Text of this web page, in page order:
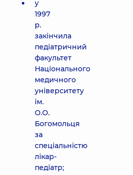
у
1997
р.
закінчила
педіатричний
факультет
Національного
медичного
університету
ім.
О.О.
Богомольця
за
спеціальністю
лікар-
педіатр;